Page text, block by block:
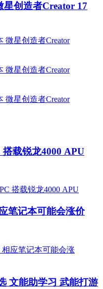
创造者Creator 17
载锐龙4000 APU
笔记本可能会涨价
文能助学习 武能打游